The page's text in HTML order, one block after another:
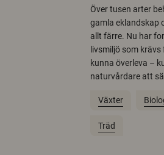
Över tusen arter
gamla eklandskap
allt färre. Nu har
livsmiljö som
kunna överleva –
naturvårdare att
Växter
Träd